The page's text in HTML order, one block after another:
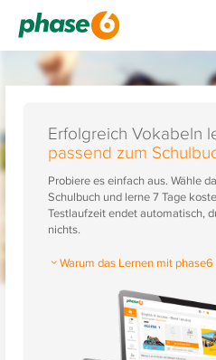
Erfolgreich Vokabeln
passend zum
Probiere es einfach aus. Wähle
Schulbuch und lerne 7 Tage
Testlaufzeit endet automatisch,
nichts.
Warum das Lernen mit